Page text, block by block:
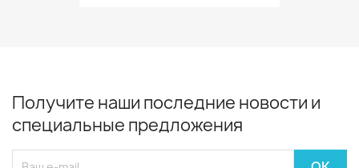
Получите наши последние новости и
специальные предложения